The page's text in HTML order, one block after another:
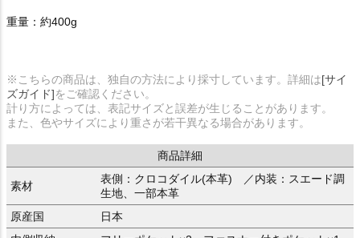
重量：約400g
※こちらの商品は、独自の方法により採寸しています。詳細は[サイ
ズガイド]をご確認ください。
計り方によっては、表記サイズと誤差が生じることがあります。
また、色やサイズにより重さが若干異なる場合があります。
商品詳細
素材
表側：クロコダイル(本革) ／内装：スエード調
生地、一部本革
原産国
日本